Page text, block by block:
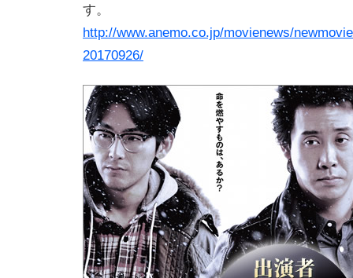
す。
http://www.anemo.co.jp/movienews/
20170926/